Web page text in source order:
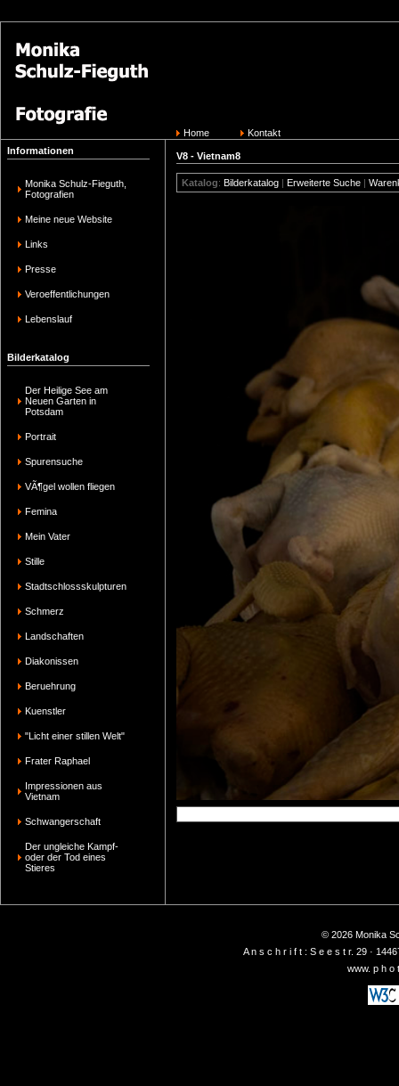
Home
Kontakt
Informationen
Monika Schulz-Fieguth,
Fotografien
Meine neue Website
Links
Presse
Veroeffentlichungen
Lebenslauf
Bilderkatalog
Der Heilige See am
Neuen Garten in
Potsdam
Portrait
Spurensuche
VÃ¶gel wollen fliegen
Femina
Mein Vater
Stille
Stadtschlossskulpturen
Schmerz
Landschaften
Diakonissen
Beruehrung
Kuenstler
"Licht einer stillen Welt"
Frater Raphael
Impressionen aus
Vietnam
Schwangerschaft
Der ungleiche Kampf-
oder der Tod eines
Stieres
V8 - Vietnam8
Katalog: Bilderkatalog | Erweiterte Suche |
© 2026 Monika
A n s c h r i f t : S e e s t r. 29 ·
www. p h o